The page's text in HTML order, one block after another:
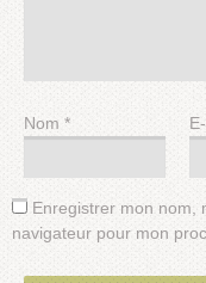
Nom *
Enregistrer mon nom,
navigateur pour mon